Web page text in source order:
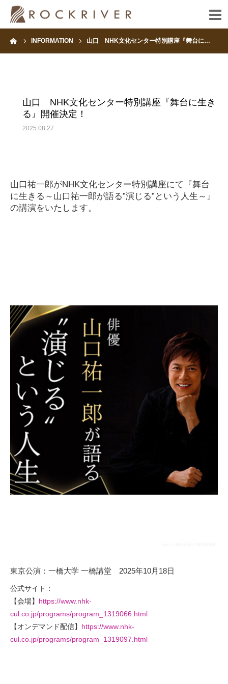
INFORMATION 山口 NHK文化センター特別講座『舞台に…
山口 NHK文化センター特別講座『舞台に生き
る』開催決定！
2025.08.27
山口祐一郎がNHK文化センター特別講座にて『舞台
に生きる～山口祐一郎が語る”演じる”という人生～』
の講演をいたします。
東京公演：一橋大学 一橋講堂 2025年10月18日
公式サイト：
【会場】 https://www.nhk-
cul.co.jp/programs/program_1319066.html
【オンデマンド配信】 https://www.nhk-
cul.co.jp/programs/program_1319097.html
HOME
ARTIST
FANCLUB